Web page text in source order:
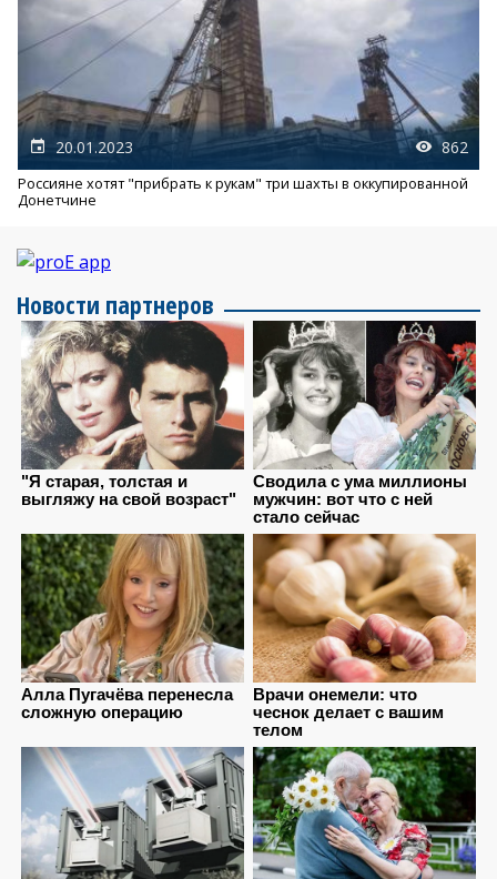
20.01.2023 862
Россияне хотят "прибрать к рукам" три шахты в оккупированной
Донетчине
Новости партнеров